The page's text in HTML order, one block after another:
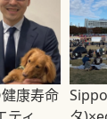
康寿命